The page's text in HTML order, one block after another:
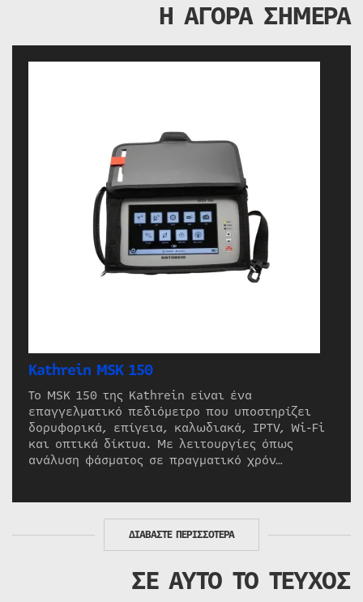
Η ΑΓΟΡΑ ΣΗΜΕΡΑ
Kathrein MSK 150
Το MSK 150 της Kathrein είναι ένα
επαγγελματικό πεδιόμετρο που υποστηρίζει
δορυφορικά, επίγεια, καλωδιακά, IPTV, Wi-Fi
και οπτικά δίκτυα. Με λειτουργίες όπως
ανάλυση φάσματος σε πραγματικό χρόν…
ΔΙΑΒΑΣΤΕ ΠΕΡΙΣΣΟΤΕΡΑ
ΣΕ ΑΥΤΟ ΤΟ ΤΕΥΧΟΣ